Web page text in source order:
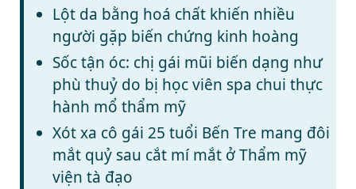
Lột da bằng hoá chất khiến nhiều
người gặp biến chứng kinh hoàng
Sốc tận óc: chị gái mũi biến dạng như
phù thuỷ do bị học viên spa chui thực
hành mổ thẩm mỹ
Xót xa cô gái 25 tuổi Bến Tre mang đôi
mắt quỷ sau cắt mí mắt ở Thẩm mỹ
viện tà đạo